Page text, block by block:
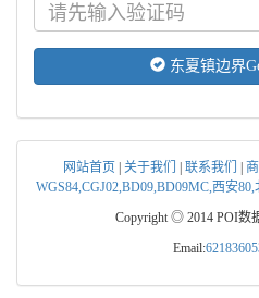
东夏镇边界
网站首页 关于我们 联系我们
WGS84,CGJ02,BD09,BD09MC,西安
Copyright ◎ 2014 POI数
Email: